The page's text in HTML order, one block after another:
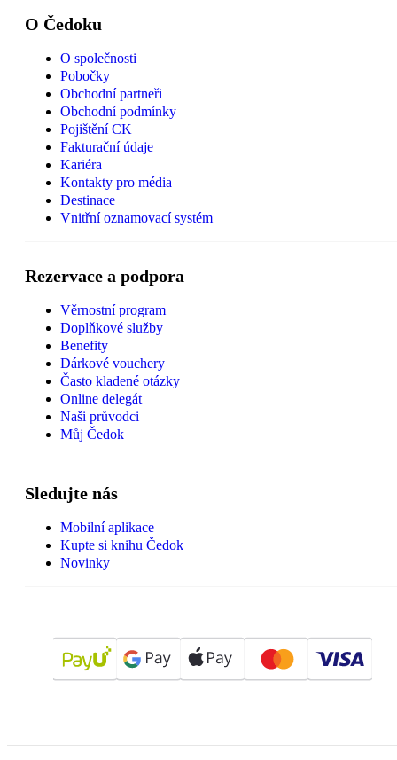
O Čedoku
O společnosti
Pobočky
Obchodní partneři
Obchodní podmínky
Pojištění CK
Fakturační údaje
Kariéra
Kontakty pro média
Destinace
Vnitřní oznamovací systém
Rezervace a podpora
Věrnostní program
Doplňkové služby
Benefity
Dárkové vouchery
Často kladené otázky
Online delegát
Naši průvodci
Můj Čedok
Sledujte nás
Mobilní aplikace
Kupte si knihu Čedok
Novinky